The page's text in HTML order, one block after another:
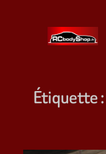
Étiquette :